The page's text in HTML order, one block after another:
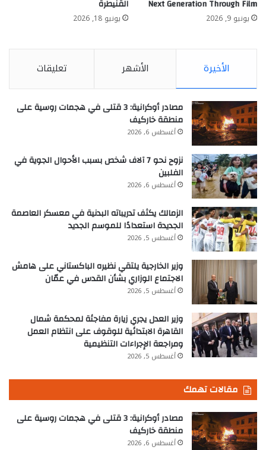
Next Generation Through Film
يونيو 9, 2026
القنيطرة
يونيو 18, 2026
الأخيرة الأشهر تعليقات
مصادر أوكرانية: 3 قتلى في هجمات روسية على
منطقة خاركيف
أغسطس 6, 2026
نزوح نحو 7 آلاف شخص بسبب الأحوال الجوية في
الفلبين
أغسطس 6, 2026
الزمالك يكثف تدريباته البدنية في معسكر العاصمة
الجديدة استعدادًا للموسم الجديد
أغسطس 5, 2026
وزير الخارجية يلتقي نظيره الباكستاني على هامش
الاجتماع الوزاري بشأن القدس في عمّان
أغسطس 5, 2026
وزير العدل يجري زيارة مفاجئة لمحكمة شمال
القاهرة الابتدائية للوقوف على انتظام العمل
ومراجعة الإجراءات التنظيمية
أغسطس 5, 2026
مقالات تهمك
مصادر أوكرانية: 3 قتلى في هجمات روسية على
منطقة خاركيف
أغسطس 6, 2026